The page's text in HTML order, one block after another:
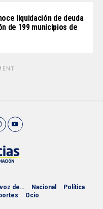
liquidación de deuda
de 199 municipios de
voz de… Nacional
Política
Ocio